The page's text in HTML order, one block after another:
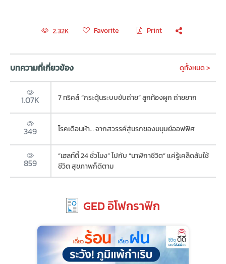
2.32K Favorite Print
บทความที่เกี่ยวข้อง ดูทั้งหมด >
1.07K 7 ทริคส์ “กระตุ้นระบบขับถ่าย” ลูกท้องผูก ถ่ายยาก
349 โรคเดือนห้า… จากสวรรค์สู่นรกของมนุษย์ออฟฟิศ
859
“เฮลท์ตี้ 24 ชั่วโมง” ไปกับ “นาฬิกาชีวิต” แค่รู้เคล็ดลับใช้
ชีวิต สุขภาพก็ดีตาม
GED อิโฟกราฟิก